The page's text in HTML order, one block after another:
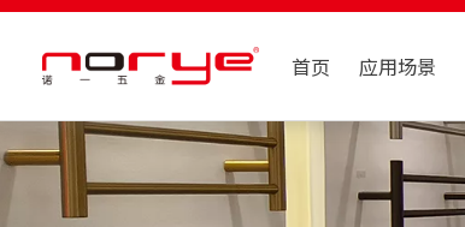
首页 应用场景